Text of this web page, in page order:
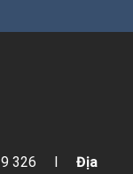
326 I Địa